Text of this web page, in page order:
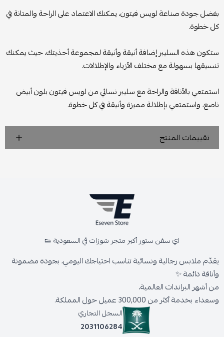
بفضل جودة صناعة لويس فيتون، يمكنك الاعتماد على الراحة والمتانة في
كل خطوة.
ستكون هذه السليبر إضافة أنيقة وأنيقة لمجموعة أحذيتك، حيث يمكنك
تنسيقها بسهولة مع مختلف الأزياء والإطلالات.
استمتعي بالأناقة والراحة مع سليبر نسائي من لويس فيتون بلون أبيض
ناصع، واستمتعي بإطلالة مميزة وأنيقة في كل خطوة.
تقييمات المنتج
اي سفن ستور أكبر متجر شوزات في السعودية 👟
يقدّم ملابس رجالية ونسائية تناسب احتياجك اليومي، بجودة مضمونة
وأناقة دائمة ✨
من أشهر البراندات العالمية،
وسعداء بخدمة أكثر من 300,000 عميل حول المملكة.
السجل التجاري
2031106284